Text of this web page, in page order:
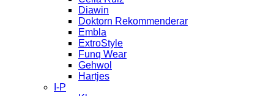
Diawin
Doktorn Rekommenderar
Embla
ExtroStyle
Funq Wear
Gehwol
Hartjes
I-P